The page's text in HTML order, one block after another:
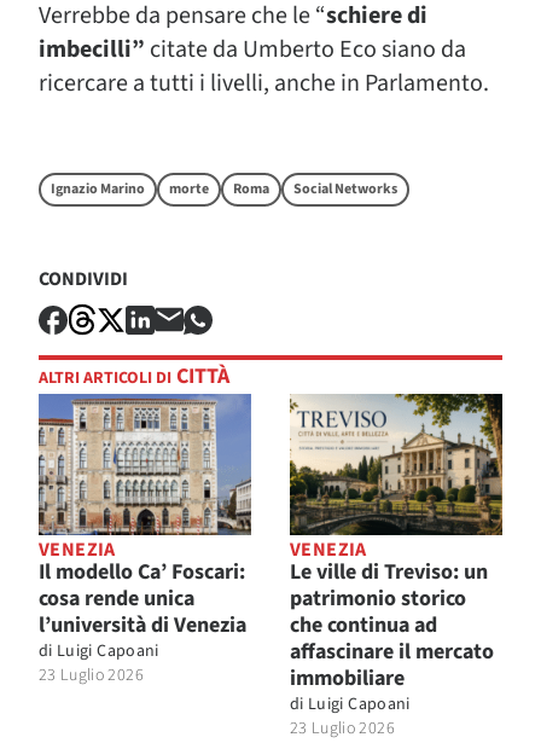
Verrebbe da pensare che le “schiere di
imbecilli” citate da Umberto Eco siano da
ricercare a tutti i livelli, anche in Parlamento.
Ignazio Marino morte Roma Social Networks
CONDIVIDI
ALTRI ARTICOLI DI CITTÀ
VENEZIA
Il modello Ca’ Foscari:
cosa rende unica
l’università di Venezia
di Luigi Capoani
23 Luglio 2026
VENEZIA
Le ville di Treviso: un
patrimonio storico
che continua ad
affascinare il mercato
immobiliare
di Luigi Capoani
23 Luglio 2026